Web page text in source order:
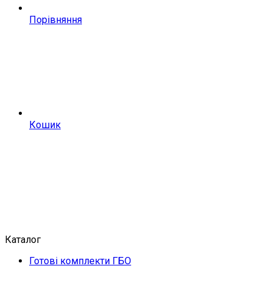
Порівняння
Кошик
Каталог
Готові комплекти ГБО